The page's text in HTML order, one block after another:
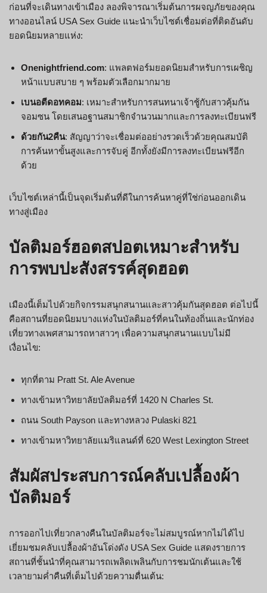
ก่อนที่จะเดินทางเข้าเมือง ลองพิจารณาเริ่มต้นการผจญภัยของคุณ
ทางออนไลน์ USA Sex Guide แนะนำเว็บไซต์เชื่อมต่อที่ติดอันดับ
ยอดนิยมหลายแห่ง:
Onenightfriend.com: แพลตฟอร์มยอดนิยมสำหรับการเผชิญ
หน้าแบบสบาย ๆ พร้อมตัวเลือกมากมาย
เบนอตีดอทคอม: เหมาะสำหรับการสนทนาเจ้าชู้กับสาวคุ้มกัน
จอมซน โดยเสนอฐานสมาชิกจำนวนมากและการลงทะเบียนฟรี
ด้วยกัน2คืน: สัญญาว่าจะเชื่อมต่ออย่างรวดเร็วด้วยคุณสมบัติ
การค้นหาขั้นสูงและการจับคู่ อีกทั้งยังมีการลงทะเบียนฟรีอีก
ด้วย
เว็บไซต์เหล่านี้เป็นจุดเริ่มต้นที่ดีในการค้นหาคู่ที่ใช่ก่อนออกเดิน
ทางสู่เมือง
บัลติมอร์ฮอตสปอตเหมาะสำหรับ
การพบปะสังสรรค์สุดฮอต
เมืองนี้เต็มไปด้วยกิจกรรมสนุกสนานและสาวคุ้มกันสุดฮอต ต่อไปนี้
คือสถานที่ยอดนิยมบางแห่งในบัลติมอร์ที่คนในท้องถิ่นและนักท่อง
เที่ยวทางเพศสามารถหาสาวๆ เพื่อความสนุกสนานแบบไม่มี
เงื่อนไข:
ทุกที่ตาม Pratt St. Ale Avenue
ทางเข้ามหาวิทยาลัยบัลติมอร์ที่ 1420 N Charles St.
ถนน South Payson และทางหลวง Pulaski 821
ทางเข้ามหาวิทยาลัยแมริแลนด์ที่ 620 West Lexington Street
สัมผัสประสบการณ์คลับเปลื้องผ้า
บัลติมอร์
การออกไปเที่ยวกลางคืนในบัลติมอร์จะไม่สมบูรณ์หากไม่ได้ไป
เยี่ยมชมคลับเปลื้องผ้าอันโด่งดัง USA Sex Guide แสดงรายการ
สถานที่ชั้นนำที่คุณสามารถเพลิดเพลินกับการชมนักเต้นและใช้
เวลายามค่ำคืนที่เต็มไปด้วยความตื่นเต้น: